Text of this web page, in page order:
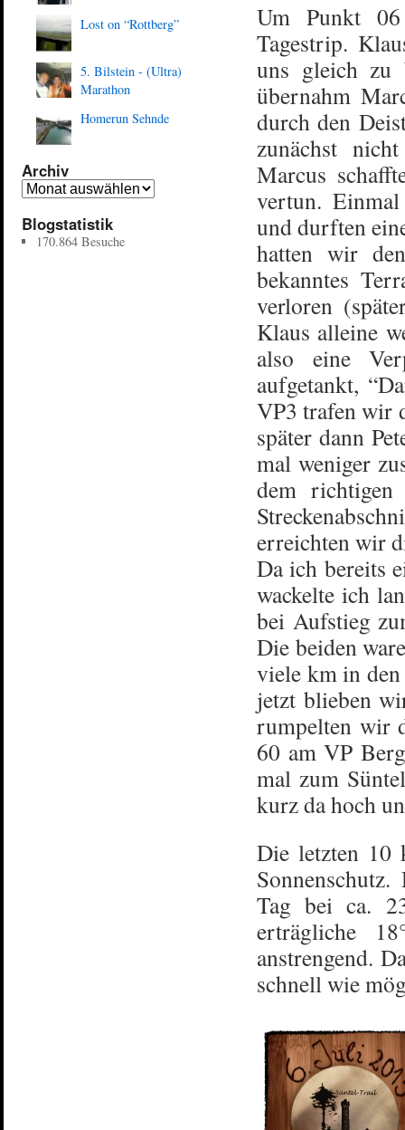
Um Punkt
Tagestrip.
uns gleich zu
übernahm
durch den
zunächst
Marcus
vertun.
und durften
hatten wir
bekanntes
verloren
Klaus alleine
also eine
aufgetankt,
VP3 trafen wir
später dann
mal weniger
dem
erreichten wir
Da ich bereits
wackelte ich
bei Aufstieg
Die beiden
viele km in
jetzt blieben
rumpelten wir
60 am VP
mal zum
kurz da hoch
Die letzten 10
Tag bei ca.
erträgliche
anstrengend.
schnell wie
Lost on “Rottberg”
5. Bilstein - (Ultra)
Marathon
Homerun Sehnde
Archiv
Blogstatistik
170.864 Besuche